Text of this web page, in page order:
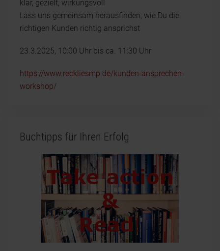
klar, gezielt, wirkungsvoll
Lass uns gemeinsam herausfinden, wie Du die
richtigen Kunden richtig ansprichst
23.3.2025, 10:00 Uhr bis ca. 11:30 Uhr
https://www.reckliesmp.de/kunden-ansprechen-
workshop/
Buchtipps für Ihren Erfolg